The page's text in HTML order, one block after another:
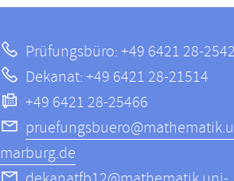
Prüfungsbüro: +49 6421 28-
Dekanat: +49 6421 28-21514
+49 6421 28-25466
marburg.de